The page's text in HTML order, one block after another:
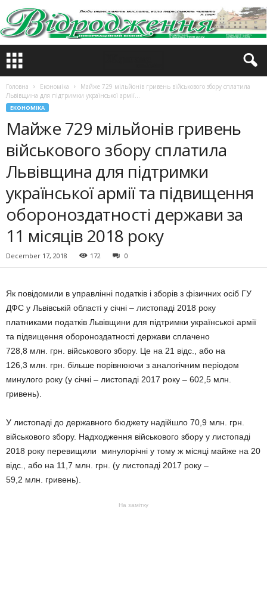
Головна Економіка
Майже 729 мільйонів гривень військового збору сплатила
Львівщина для підтримки української армії...
ЕКОНОМІКА
Майже 729 мільйонів гривень
військового збору сплатила
Львівщина для підтримки
української армії та підвищення
обороноздатності держави за
11 місяців 2018 року
December 17, 2018 172 0
Як повідомили в управлінні податків і зборів з фізичних осіб ГУ
ДФС у Львівській області у січні – листопаді 2018 року
платниками податків Львівщини для підтримки української армії
та підвищення обороноздатності держави сплачено
728,8 млн. грн. військового збору. Це на 21 відс., або на
126,3 млн. грн. більше порівнюючи з аналогічним періодом
минулого року (у січні – листопаді 2017 року – 602,5 млн.
гривень).
У листопаді до державного бюджету надійшло 70,9 млн. грн.
військового збору. Надходження військового збору у листопаді
2018 року перевищили минулорічні у тому ж місяці майже на 20
відс., або на 11,7 млн. грн. (у листопаді 2017 року –
59,2 млн. гривень).
На замітку